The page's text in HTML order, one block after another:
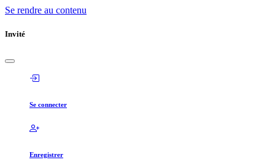
Se rendre au contenu
Invité
Se connecter
Enregistrer